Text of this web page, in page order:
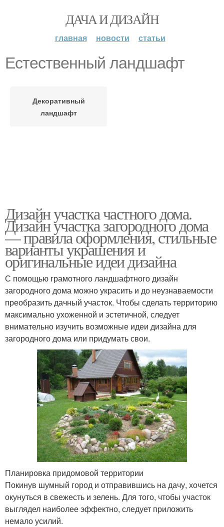
ДАЧА И ДИЗАЙН
главная новости статьи
Естественный ландшафт
Декоративный
ландшафт
Дизайн участка частного дома.
Дизайн участка загородного дома
— правила оформления, стильные
варианты украшения и
оригинальные идеи дизайна
С помощью грамотного ландшафтного дизайн
загородного дома можно украсить и до неузнаваемости
преобразить дачный участок. Чтобы сделать территорию
максимально ухоженной и эстетичной, следует
внимательно изучить возможные идеи дизайна для
загородного дома или придумать свои.
Планировка придомовой территории
Покинув шумный город и отправившись на дачу, хочется
окунуться в свежесть и зелень. Для того, чтобы участок
выглядел наиболее эффектно, следует приложить
немало усилий.